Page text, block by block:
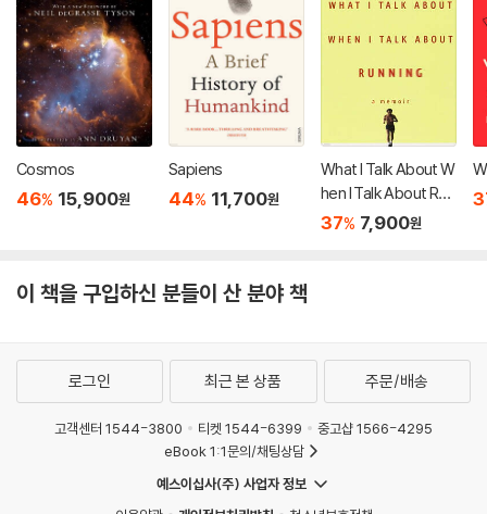
Cosmos
46% 15,900원
Sapiens
44% 11,700원
What I Talk About W
hen I Talk About Run
ning
37% 7,900원
이 책을 구입하신 분들이 산 분야 책
로그인 최근 본 상품 주문/배송
고객센터 1544-3800 티켓 1544-6399
중고샵 1566-4295
eBook 1:1문의/채팅상담
예스이십사(주) 사업자 정보